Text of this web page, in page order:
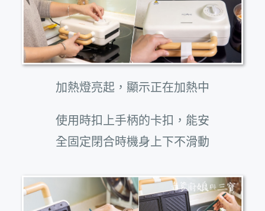
加熱燈亮起，顯示正在加熱中
使用時扣上手柄的卡扣，能安
全固定閉合時機身上下不滑動